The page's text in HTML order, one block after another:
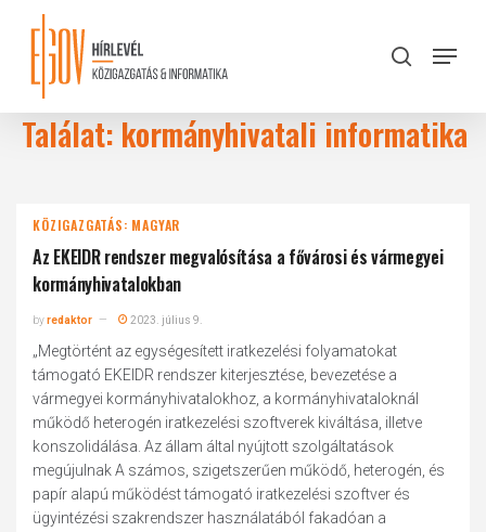
content
search
Menu
Találat: kormányhivatali informatika
KÖZIGAZGATÁS: MAGYAR
Az EKEIDR rendszer megvalósítása a fővárosi és vármegyei
kormányhivatalokban
byredaktor 2023. július 9.
„Megtörtént az egységesített iratkezelési folyamatokat
támogató EKEIDR rendszer kiterjesztése, bevezetése a
vármegyei kormányhivatalokhoz, a kormányhivataloknál
működő heterogén iratkezelési szoftverek kiváltása, illetve
konszolidálása. Az állam által nyújtott szolgáltatások
megújulnak A számos, szigetszerűen működő, heterogén, és
papír alapú működést támogató iratkezelési szoftver és
ügyintézési szakrendszer használatából fakadóan a
Close